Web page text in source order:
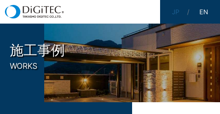
JP EN
施工事例
WORKS